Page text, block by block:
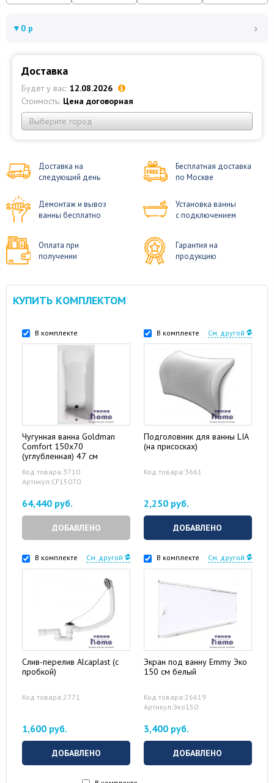
▼ 0 р ›
Доставка
Будет у вас: 12.08.2026
Стоимость: Цена договорная
Выберите город
Доставка на
следующий день
Бесплатная доставка
по Москве
Демонтаж и вывоз
ванны бесплатно
Установка ванны
с подключением
Оплата при
получении
Гарантия на
продукцию
КУПИТЬ КОМПЛЕКТОМ
В комплекте
Чугунная ванна Goldman
Comfort 150х70
(углубленная) 47 см
Код товара:3710
Артикул:CF15070
64,440 руб.
ДОБАВЛЕНО
В комплекте См. другой
Подголовник для ванны LIA
(на присосках)
Код товара:3661
2,250 руб.
ДОБАВЛЕНО
В комплекте См. другой
Слив-перелив Alcaplast (с
пробкой)
Код товара:2771
1,600 руб.
ДОБАВЛЕНО
В комплекте См. другой
Экран под ванну Emmy Эко
150 см белый
Код товара:26619
Артикул:Эко150
3,400 руб.
ДОБАВЛЕНО